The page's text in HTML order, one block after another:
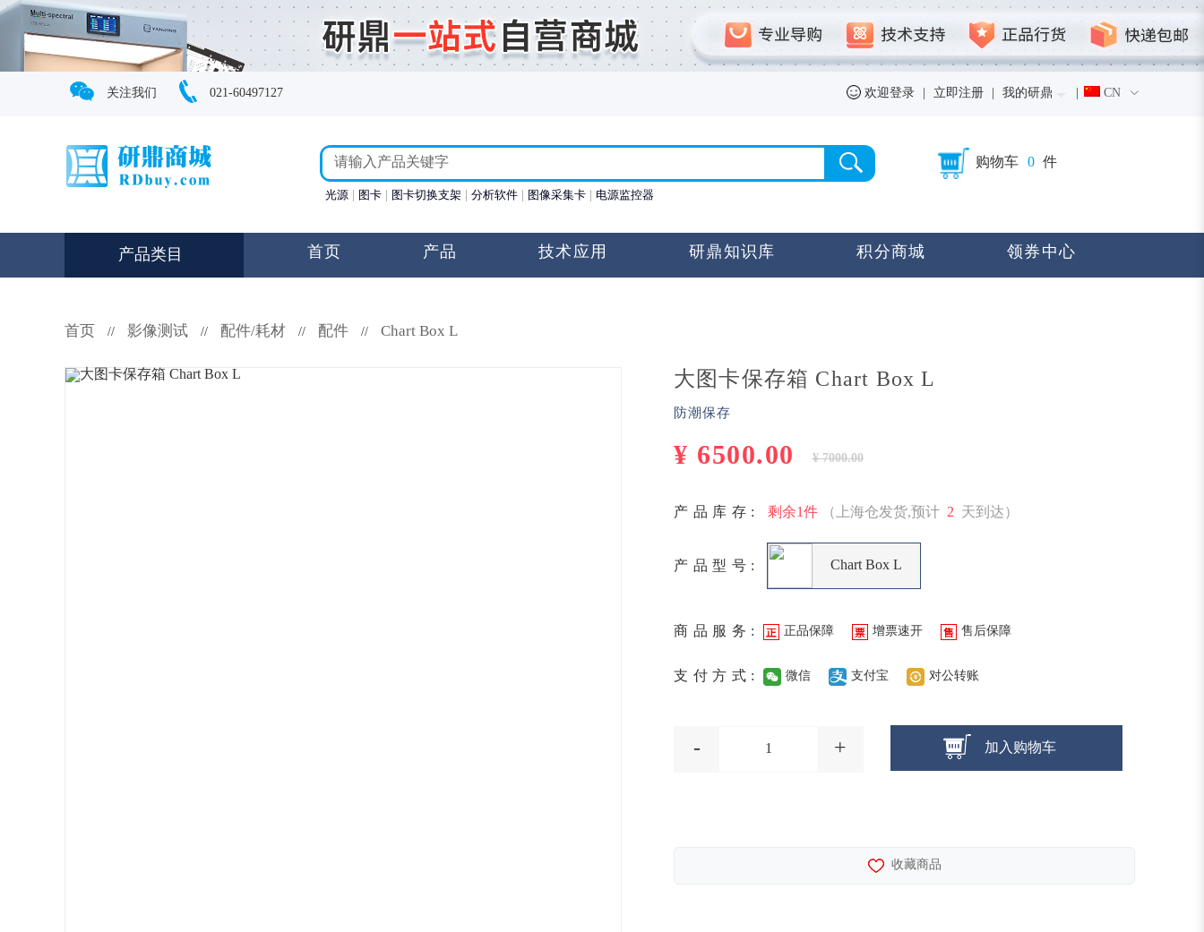
关注我们 021-60497127 欢迎登录 立即注册 我的研鼎 CN
光源 图卡 图卡切换支架 分析软件 图像采集卡 电源监控器
购物车 0 件
产品类目 首页 产品 技术应用 研鼎知识库 积分商城 领券中心
首页 // 影像测试 // 配件/耗材 // 配件 // Chart Box L
大图卡保存箱 Chart Box L
防潮保存
¥ 6500.00 ¥ 7000.00
产品库存: 剩余1件 （上海仓发货,预计 2 天到达）
产品型号: Chart Box L
商品服务: 正品保障 增票速开 售后保障
支付方式: 微信 支付宝 对公转账
- 1 + 加入购物车
收藏商品